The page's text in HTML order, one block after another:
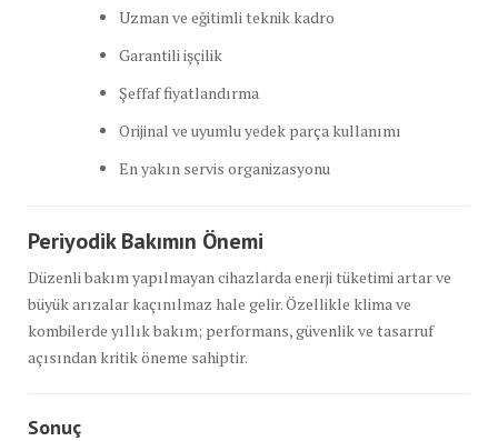
Uzman ve eğitimli teknik kadro
Garantili işçilik
Şeffaf fiyatlandırma
Orijinal ve uyumlu yedek parça kullanımı
En yakın servis organizasyonu
Periyodik Bakımın Önemi
Düzenli bakım yapılmayan cihazlarda enerji tüketimi artar ve
büyük arızalar kaçınılmaz hale gelir. Özellikle klima ve
kombilerde yıllık bakım; performans, güvenlik ve tasarruf
açısından kritik öneme sahiptir.
Sonuç